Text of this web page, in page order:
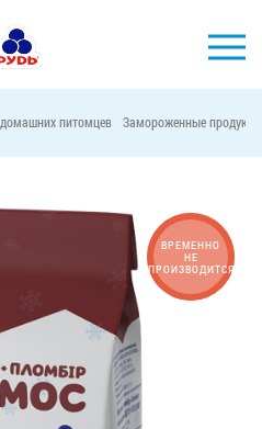
ЦЕНТР
питомцев Замороженные продукты
ВРЕМЕННО
НЕ
ПРОИЗВОДИТСЯ